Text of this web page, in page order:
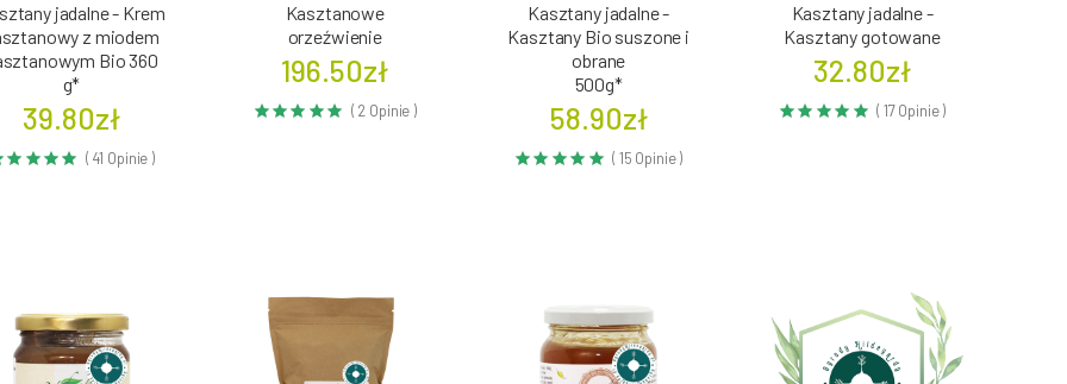
jadalne - Krem
z miodem
Bio 360
g*
39.80zł
( 41 Opinie )
Kasztanowe
orzeźwienie
196.50zł
( 2 Opinie )
Kasztany jadalne -
Kasztany Bio suszone i
obrane
500g*
58.90zł
( 15 Opinie )
Kasztany jadalne -
Kasztany gotowane
32.80zł
( 17 Opinie )